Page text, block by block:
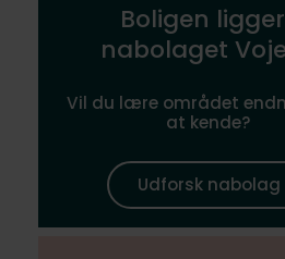
Boligen
nabolaget
Vil du lære området
at kende?
Udforsk nabolag